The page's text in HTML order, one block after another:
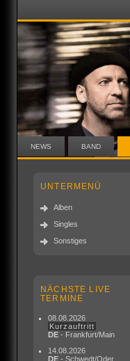
NEWS BAND
UNTERMENÜ
Alben
Singles
Sonstiges
NÄCHSTE LIVE
TERMINE
08.08.2026
Kurzauftritt
DE - Frankfurt/Main
14.08.2026
DE - Schwedt/Oder